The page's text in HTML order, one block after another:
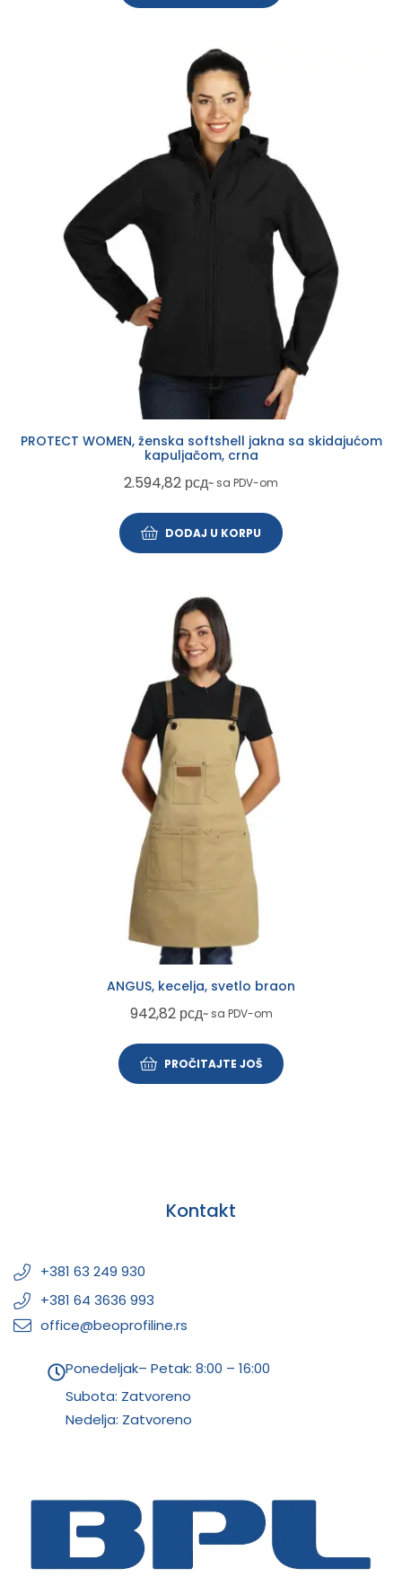
PROTECT WOMEN, ženska softshell jakna sa skidajućom
kapuljačom, crna
2.594,82 рсд~ sa PDV-om
DODAJ U KORPU
ANGUS, kecelja, svetlo braon
942,82 рсд~ sa PDV-om
PROČITAJTE JOŠ
Kontakt
+381 63 249 930
+381 64 3636 993
office@beoprofiline.rs
Ponedeljak– Petak: 8:00 – 16:00
Subota: Zatvoreno
Nedelja: Zatvoreno